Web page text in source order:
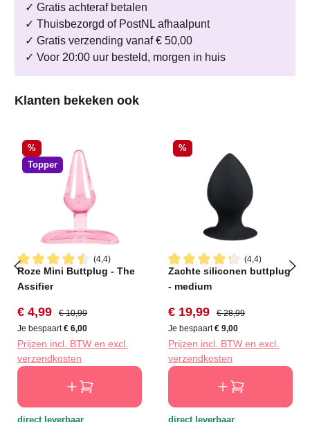
✓ Gratis achteraf betalen
✓ Thuisbezorgd of PostNL afhaalpunt
✓ Gratis verzending vanaf € 50,00
✓ Voor 20:00 uur besteld, morgen in huis
Productgalerij overslaan
Klanten bekeken ook
Korting
%
Topper
(4,4)
Gemiddelde waardering van 4.4 van 5 sterren
Roze Mini Buttplug - The
Assifier
Verkoopprijs:
€ 4,99 Normale prijs:
€ 10,99
Je bespaart€ 6,00
Prijzen incl. BTW en excl.
verzendkosten
direct leverbaar
Korting
%
(4,4)
Gemiddelde waardering van
Zachte siliconen buttplug
- medium
Verkoopprijs:
€ 19,99 Normale prijs:
€ 28,99
Je bespaart€ 9,00
Prijzen incl. BTW en excl.
verzendkosten
direct leverbaar